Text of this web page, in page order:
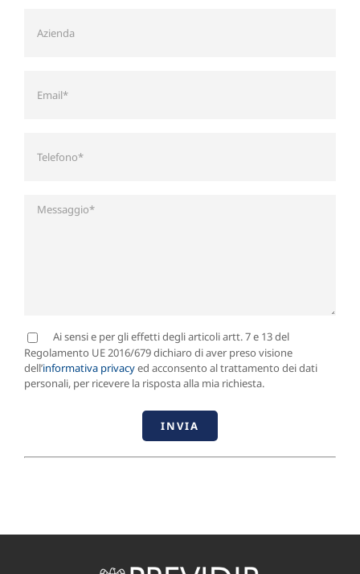
Ai sensi e per gli effetti degli articoli artt. 7 e 13 del
Regolamento UE 2016/679 dichiaro di aver preso visione
dell’informativa privacyed acconsento al trattamento dei dati
personali, per ricevere la risposta alla mia richiesta.